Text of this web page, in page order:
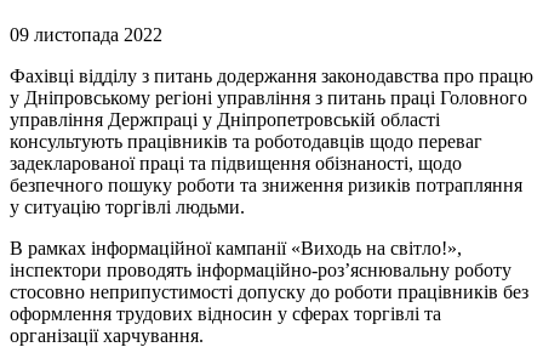
09 листопада 2022
Фахівці відділу з питань додержання законодавства про працю
у Дніпровському регіоні управління з питань праці Головного
управління Держпраці у Дніпропетровській області
консультують працівників та роботодавців щодо переваг
задекларованої праці та підвищення обізнаності, щодо
безпечного пошуку роботи та зниження ризиків потрапляння
у ситуацію торгівлі людьми.
В рамках інформаційної кампанії «Виходь на світло!»,
інспектори проводять інформаційно-роз’яснювальну роботу
стосовно неприпустимості допуску до роботи працівників без
оформлення трудових відносин у сферах торгівлі та
організації харчування.